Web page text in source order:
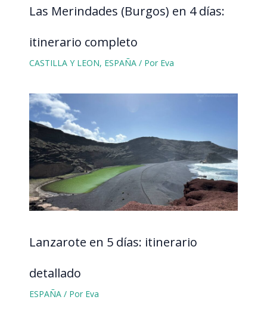
Las Merindades (Burgos) en 4 días:
itinerario completo
CASTILLA Y LEON, ESPAÑA/ Por Eva
Lanzarote en 5 días: itinerario
detallado
ESPAÑA/ Por Eva